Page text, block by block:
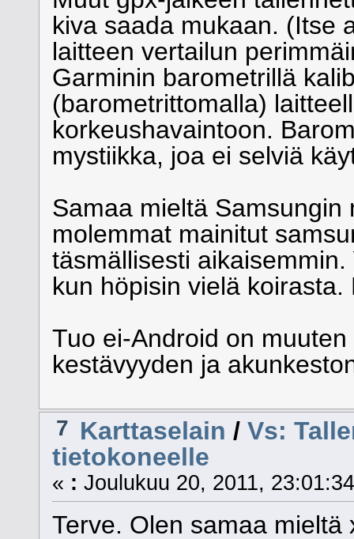
kiva saada mukaan. (Itse
laitteen vertailun
Garminin barometrillä
(barometrittomalla)
korkeushavaintoon.
mystiikka, joa ei selviä
Samaa mieltä
molemmat mainitut
täsmällisesti
kun höpisin vielä
Tuo ei-Android on
kestävyyden ja
7 Karttaselain /Vs:
tietokoneelle
« : Joulukuu 20, 2011,
Terve. Olen samaa